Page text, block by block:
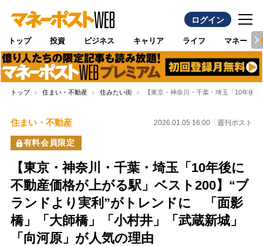
ログイン
トップ 投資 ビジネス キャリア ライフ マネー
トップ 住まい・不動産 住みたい街 【東京・神奈川・千葉・埼玉「10年後
住まい・不動産 2026.01.05 16:00 週刊ポスト
有料会員限定
【東京・神奈川・千葉・埼玉「10年後に
不動産価格が上がる駅」ベスト200】“ブ
ランドより実利”がトレンドに 「面影
橋」「大師橋」「小村井」「武蔵新城」
「向河原」が人気の理由